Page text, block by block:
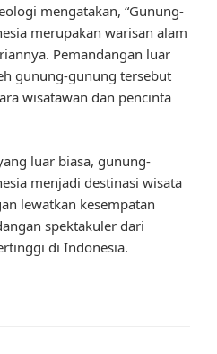
mengatakan, “Gunung-
merupakan warisan alam
Pemandangan luar
gunung-gunung tersebut
wisatawan dan pencinta
luar biasa, gunung-
menjadi destinasi wisata
lewatkan kesempatan
spektakuler dari
di Indonesia.